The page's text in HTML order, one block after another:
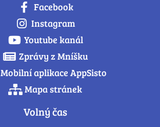
Facebook
Instagram
Youtube kanál
Zprávy z Mníšku
Mobilní aplikace AppSisto
Mapa stránek
Volný čas